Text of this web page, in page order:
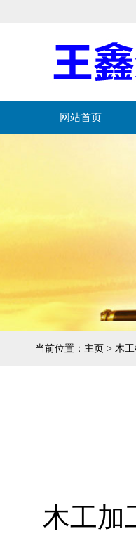
网站首页
当前位置： 主页 > 木
木工加